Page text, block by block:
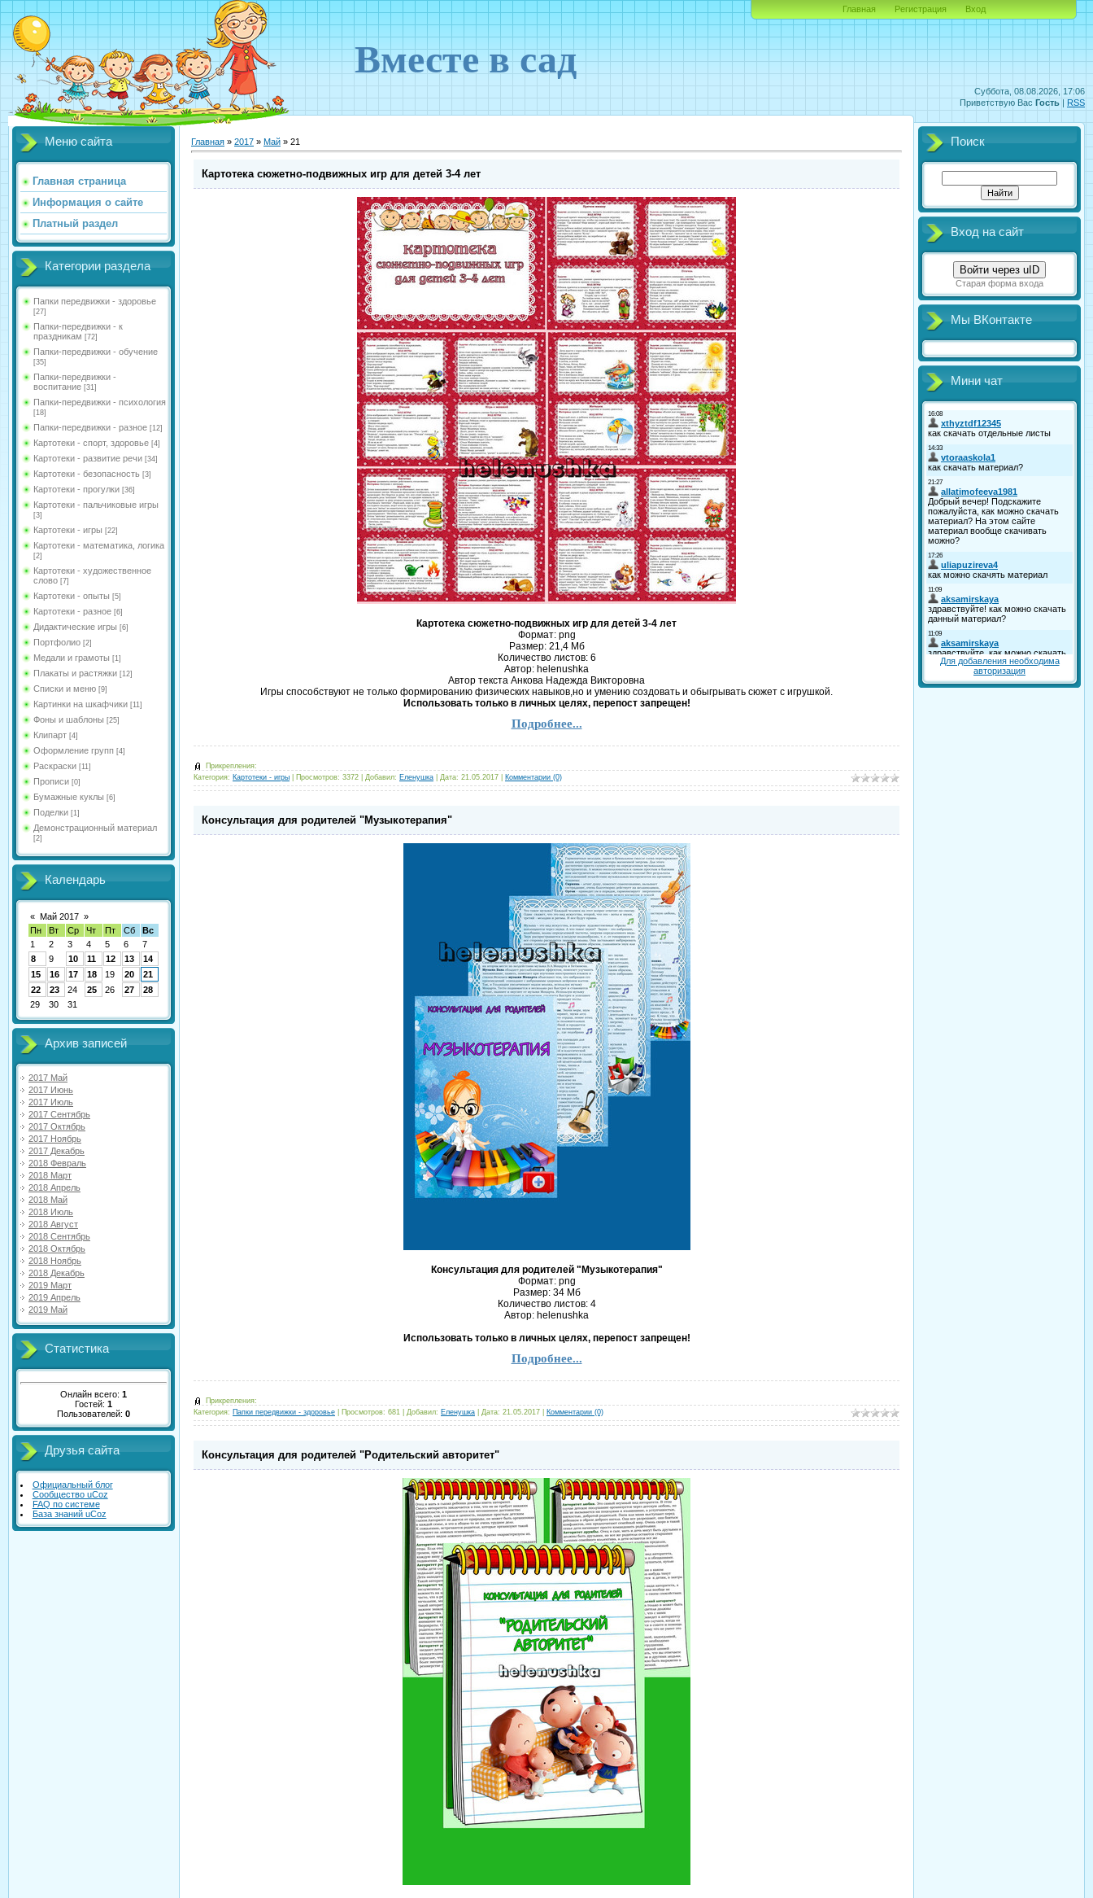
Суббота, 08.08.2026, 17:06
Приветствую Вас Гость | RSS
Вместе в сад
Главная Регистрация Вход
Меню сайта
Главная страница
Информация о сайте
Платный раздел
Категории раздела
Папки передвижки - здоровье
[27]
Папки-передвижки - к
праздникам [72]
Папки-передвижки - обучение
[35]
Папки-передвижки -
воспитание [31]
Папки-передвижки - психология
[18]
Папки-передвижки - разное [12]
Картотеки - спорт, здоровье [4]
Картотеки - развитие речи [34]
Картотеки - безопасность [3]
Картотеки - прогулки [36]
Картотеки - пальчиковые игры
[3]
Картотеки - игры [22]
Картотеки - математика, логика
[2]
Картотеки - художественное
слово [7]
Картотеки - опыты [5]
Картотеки - разное [6]
Дидактические игры [6]
Портфолио [2]
Медали и грамоты [1]
Плакаты и растяжки [12]
Списки и меню [9]
Картинки на шкафчики [11]
Фоны и шаблоны [25]
Клипарт [4]
Оформление групп [4]
Раскраски [11]
Прописи [0]
Бумажные куклы [6]
Поделки [1]
Демонстрационный материал
[2]
Календарь
« Май 2017 »
Пн
Вт Ср Чт Пт Сб
Вс
1
2 3 4 5 6
7
8
9 10 11 12 13
14
15
16 17 18 19 20
21
22
23 24 25 26 27
28
29
30 31
Архив записей
2017 Май
2017 Июнь
2017 Июль
2017 Сентябрь
2017 Октябрь
2017 Ноябрь
2017 Декабрь
2018 Февраль
2018 Март
2018 Апрель
2018 Май
2018 Июль
2018 Август
2018 Сентябрь
2018 Октябрь
2018 Ноябрь
2018 Декабрь
2019 Март
2019 Апрель
2019 Май
Статистика
Онлайн всего: 1
Гостей: 1
Пользователей: 0
Друзья сайта
Официальный блог
Сообщество uCoz
FAQ по системе
База знаний uCoz
Главная » 2017 » Май » 21
Картотека сюжетно-подвижных игр для детей 3-4 лет
Картотека сюжетно-подвижных игр для детей 3-4 лет
Формат: png
Размер: 21,4 Mб
Количество листов: 6
Автор: helenushka
Автор текста Анкова Надежда Викторовна
Игры способствуют не только формированию физических навыков,но и умению создовать и обыгрывать сюжет с игрушкой.
Использовать только в личных целях, перепост запрещен!
Подробнее...
Прикрепления:
Категория: Картотеки - игры Просмотров: 3372 Добавил: Еленушка Дата: 21.05.2017 Комментарии (0)
Консультация для родителей "Музыкотерапия"
Консультация для родителей "Музыкотерапия"
Формат: png
Размер: 34 Mб
Количество листов: 4
Автор: helenushka
Использовать только в личных целях, перепост запрещен!
Подробнее...
Прикрепления:
Категория: Папки передвижки - здоровье Просмотров: 681 Добавил: Еленушка Дата: 21.05.2017 Комментарии (0)
Консультация для родителей "Родительский авторитет"
Поиск
Вход на сайт
Войти через uID
Старая форма входа
Мы ВКонтакте
Мини чат
Для добавления необходима
авторизация